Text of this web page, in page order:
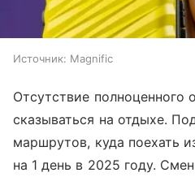
Источник: Magnific
Отсутствие полноценного
сказываться на отдыхе.
маршрутов, куда поехать
на 1 день в 2025 году.